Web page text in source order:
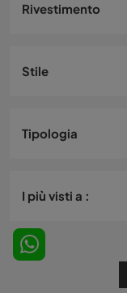
Rivestimento
Stile
Tipologia
I più visti a :